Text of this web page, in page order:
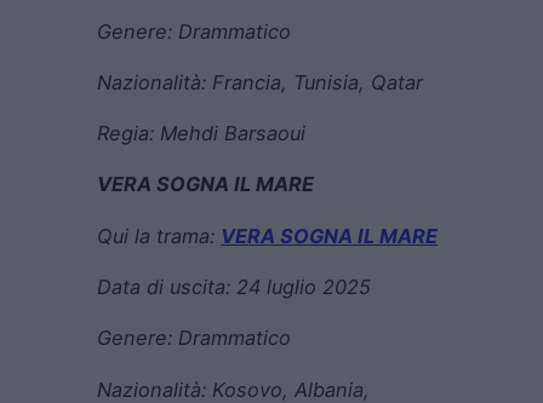
Genere: Drammatico
Nazionalità: Francia, Tunisia, Qatar
Regia: Mehdi Barsaoui
VERA SOGNA IL MARE
Qui la trama: VERA SOGNA IL MARE
Data di uscita: 24 luglio 2025
Genere: Drammatico
Nazionalità: Kosovo, Albania,